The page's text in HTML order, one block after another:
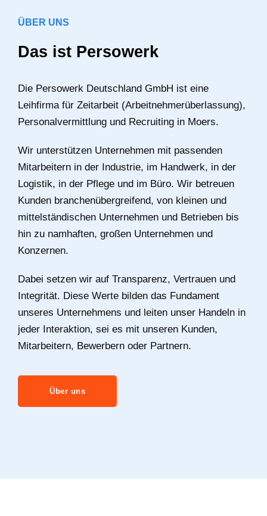
ÜBER UNS
Das ist Persowerk
Die Persowerk Deutschland GmbH ist eine
Leihfirma für Zeitarbeit (Arbeitnehmerüberlassung),
Personalvermittlung und Recruiting in Moers.
Wir unterstützen Unternehmen mit passenden
Mitarbeitern in der Industrie, im Handwerk, in der
Logistik, in der Pflege und im Büro. Wir betreuen
Kunden branchenübergreifend, von kleinen und
mittelständischen Unternehmen und Betrieben bis
hin zu namhaften, großen Unternehmen und
Konzernen.
Dabei setzen wir auf Transparenz, Vertrauen und
Integrität. Diese Werte bilden das Fundament
unseres Unternehmens und leiten unser Handeln in
jeder Interaktion, sei es mit unseren Kunden,
Mitarbeitern, Bewerbern oder Partnern.
Über uns